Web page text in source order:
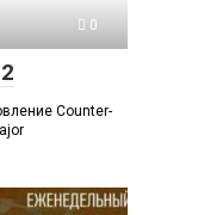
0
Counter-